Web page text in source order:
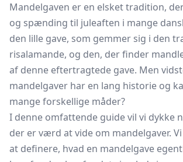
Mandelgaven er en elsket tradition,
og spænding til juleaften i mange
den lille gave, som gemmer sig i den
risalamande, og den, der finder
af denne eftertragtede gave. Men
mandelgaver har en lang historie og
mange forskellige måder?
I denne omfattende guide vil vi dykke
der er værd at vide om mandelgaver.
at definere, hvad en mandelgave